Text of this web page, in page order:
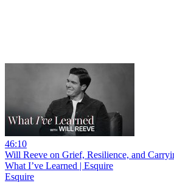
46:10
Will Reeve on Grief, Resilience, and
What I’ve Learned | Esquire
Esquire